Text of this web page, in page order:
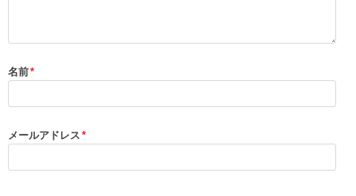
名前*
メールアドレス *